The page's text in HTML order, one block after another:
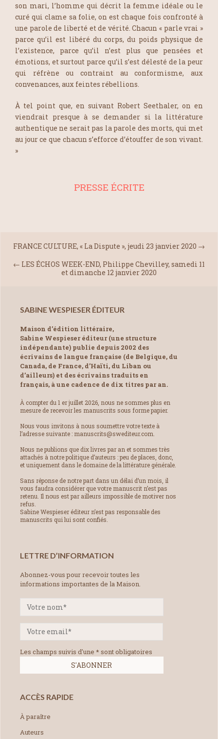
son mari, l’homme qui décrit la femme idéale ou le
curé qui clame sa folie, on est chaque fois confronté à
une parole de liberté et de vérité. Chacun « parle vrai »
parce qu’il est libéré du corps, du poids physique de
l’existence, parce qu’il n’est plus que pensées et
émotions, et surtout parce qu’il s’est délesté de la peur
qui réfrène ou contraint au conformisme, aux
convenances, aux feintes rébellions.
À tel point que, en suivant Robert Seethaler, on en
viendrait presque à se demander si la littérature
authentique ne serait pas la parole des morts, qui met
au jour ce que chacun s’efforce d’étouffer de son vivant.
»
PRESSE ÉCRITE
FRANCE CULTURE, « La Dispute », jeudi 23 janvier 2020 →
← LES ÉCHOS WEEK-END, Philippe Chevilley, samedi 11
et dimanche 12 janvier 2020
SABINE WESPIESER ÉDITEUR
Maison d’édition littéraire,
Sabine Wespieser éditeur (une structure
indépendante) publie depuis 2002 des
écrivains de langue française (de Belgique, du
Canada, de France, d’Haïti, du Liban ou
d’ailleurs) et des écrivains traduits en
français, à une cadence de dix titres par an.
À compter du 1 er juillet 2026, nous ne sommes plus en
mesure de recevoir les manuscrits sous forme papier.
Nous vous invitons à nous soumettre votre texte à
l’adresse suivante : manuscrits@swediteur.com.
Nous ne publions que dix livres par an et sommes très
attachés à notre politique d’auteurs : peu de places, donc,
et uniquement dans le domaine de la littérature générale.
Sans réponse de notre part dans un délai d’un mois, il
vous faudra considérer que votre manuscrit n’est pas
retenu. Il nous est par ailleurs impossible de motiver nos
refus.
Sabine Wespieser éditeur n’est pas responsable des
manuscrits qui lui sont confiés.
LETTRE D’INFORMATION
Abonnez-vous pour recevoir toutes les
informations importantes de la Maison.
Les champs suivis d'une * sont obligatoires
ACCÈS RAPIDE
À paraître
Auteurs